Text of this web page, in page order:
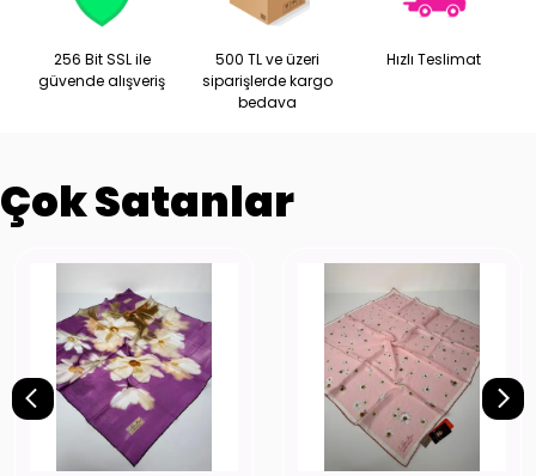
256 Bit SSL ile
güvende alışveriş
500 TL ve üzeri
siparişlerde kargo
bedava
Hızlı Teslimat
Çok Satanlar